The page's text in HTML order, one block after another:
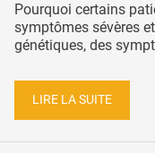
Pourquoi certains
symptômes sévères
génétiques, des
LIRE LA SUITE